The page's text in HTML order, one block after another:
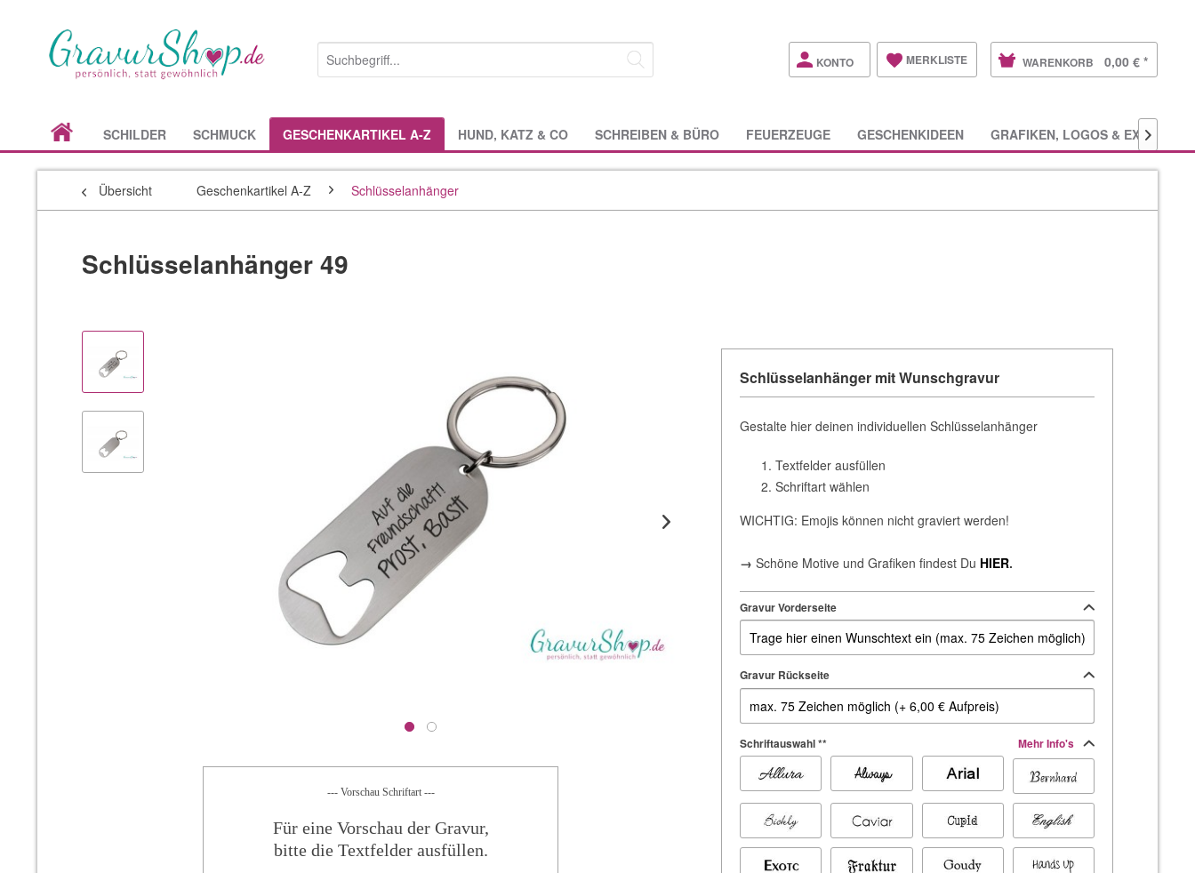
KONTO MERKLISTE WARENKORB 0,00 € *
SCHILDER SCHMUCK GESCHENKARTIKEL A-Z HUND, KATZ & CO SCHREIBEN & BÜRO FEUERZEUGE GESCHENKIDEEN GRAFIKEN, LOGOS & EXTRAS

Übersicht Geschenkartikel A-Z Schlüsselanhänger
Schlüsselanhänger 49
--- Vorschau Schriftart ---
Für eine Vorschau der Gravur,
bitte die Textfelder ausfüllen.
Schlüsselanhänger mit Wunschgravur
Gestalte hier deinen individuellen Schlüsselanhänger
Textfelder ausfüllen
Schriftart wählen
WICHTIG: Emojis können nicht graviert werden!
→Schöne Motive und Grafiken findest Du HIER.
Gravur Vorderseite
Gravur Rückseite
Schriftauswahl ** Mehr Info's